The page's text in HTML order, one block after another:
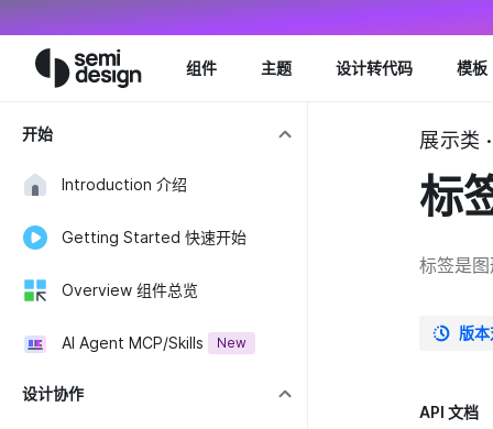
组件 主题 设计转代码 模板
开始
Introduction 介绍
Getting Started 快速开始
Overview 组件总览
AI Agent MCP/Skills New
设计协作
展示类
标
标签是
版
API 文档